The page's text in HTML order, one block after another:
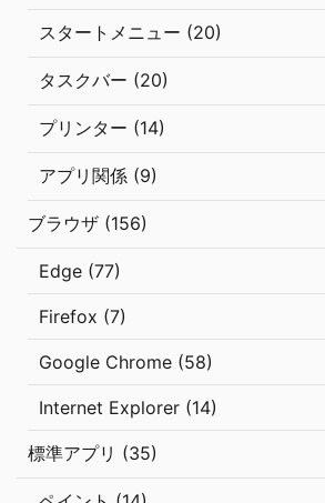
スタートメニュー (20)
タスクバー (20)
プリンター (14)
アプリ関係 (9)
ブラウザ (156)
Edge (77)
Firefox (7)
Google Chrome (58)
Internet Explorer (14)
標準アプリ (35)